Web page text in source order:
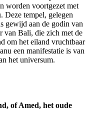
worden voortgezet met
Deze tempel, gelegen
gewijd aan de godin van
van Bali, die zich met de
om het eiland vruchtbaar
een manifestatie is van
het universum.
of Amed, het oude